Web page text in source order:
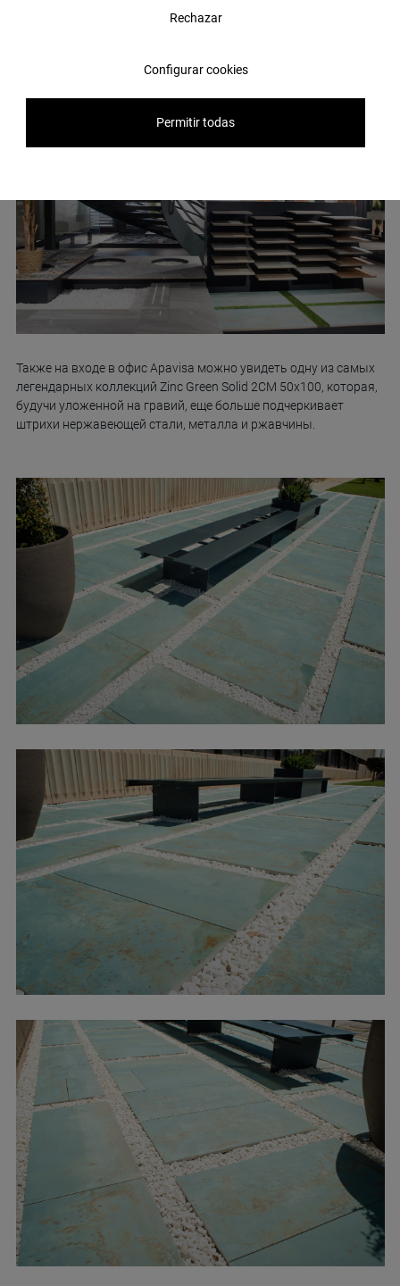
Также на входе в офис Apavisa можно увидеть одну из самых
легендарных коллекций Zinc Green Solid 2CM 50x100, которая,
будучи уложенной на гравий, еще больше подчеркивает
штрихи нержавеющей стали, металла и ржавчины.
Rechazar
Configurar cookies
Permitir todas